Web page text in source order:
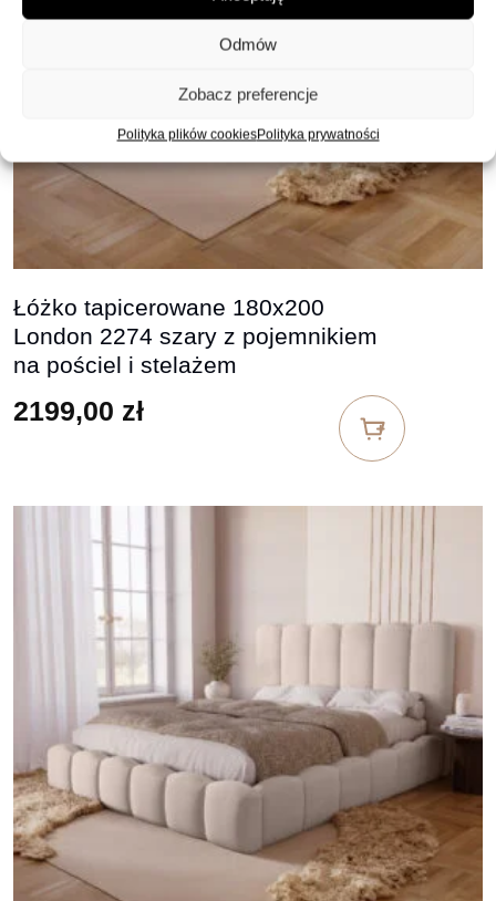
Odmów
Zobacz preferencje
Polityka plików cookiesPolityka prywatności
Łóżko tapicerowane 180x200
London 2274 szary z pojemnikiem
na pościel i stelażem
2199,00 zł